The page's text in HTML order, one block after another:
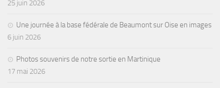
Peinture
25 juin 2026
Une journée à la base fédérale de Beaumont sur Oise en images
6 juin 2026
Photos souvenirs de notre sortie en Martinique
17 mai 2026